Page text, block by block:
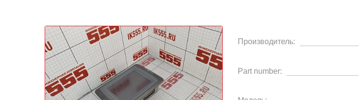
Производитель:
Part number: